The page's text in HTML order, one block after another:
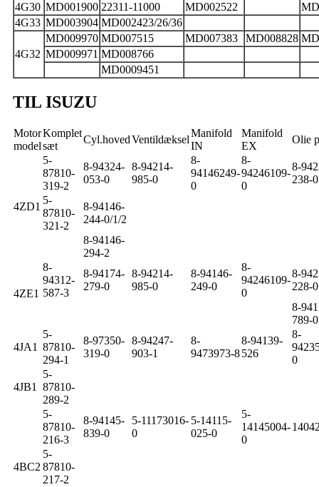
4G30 MD001900 22311-11000 MD002522
4G33 MD003904 MD002423/26/36
4G32
MD009970 MD007515 MD007383 MD008828
MD009971 MD008766
MD0009451
TIL ISUZU
Motor
model
Komplet
sæt
Cyl.hovedVentildæksel
Manifold
IN
Manifold
EX
Olie
4ZD1
5-
87810-
319-2
8-94324-
053-0
8-94214-
985-0
8-
94146249-
0
8-
94246109-
0
8-
238-0
5-
87810-
321-2
8-94146-
244-0/1/2
8-94146-
294-2
4ZE1
8-
94312-
587-3
8-94174-
279-0
8-94214-
985-0
8-94146-
249-0
8-
94246109-
0
8-
228-0
8-
789-0
4JA1
5-
87810-
294-1
8-97350-
319-0
8-94247-
903-1
8-
9473973-8
8-94139-
526
8-
0
4JB1
5-
87810-
289-2
4BC2
5-
87810-
216-3
8-94145-
839-0
5-11173016-
0
5-14115-
025-0
5-
14145004-
0
5-
87810-
217-2